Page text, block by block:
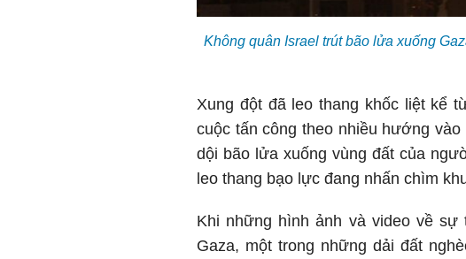
Không quân Israel trút bão lửa xuống
Xung đột đã leo thang khốc liệt kể
cuộc tấn công theo nhiều hướng
dội bão lửa xuống vùng đất của
leo thang bạo lực đang nhấn chìm
Khi những hình ảnh và video về
Gaza, một trong những dải đất